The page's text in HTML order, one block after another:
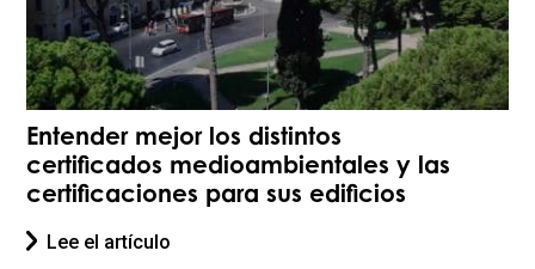
Entender mejor los distintos
certificados medioambientales y las
certificaciones para sus edificios
Lee el artículo